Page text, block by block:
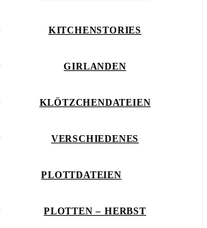
KITCHENSTORIES
GIRLANDEN
KLÖTZCHENDATEIEN
VERSCHIEDENES
PLOTTDATEIEN
PLOTTEN – HERBST